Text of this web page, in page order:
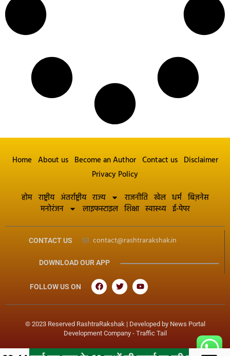
Home About us Become an Author Contact us Disclaimer
Privacy Policy
होम राष्ट्रीय अंतर्राष्ट्रीय राज्य राजनीति खेल धर्म बिज़नेस
मनोरंजन
लाइफस्टाइल शिक्षा स्वास्थ्य ई-पेपर
CONTACT US contact@rashtrarakshak.in
DOWNLOAD OUR APP
FOLLOW US ON
© 2023 Reserved RashtraRakshak | Developed by News Portal
Development Company- Traffic Tail